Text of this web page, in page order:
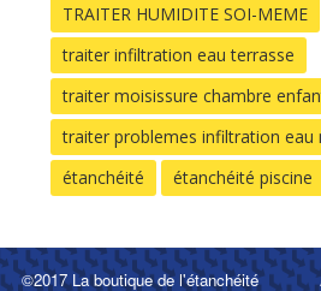
TRAITER HUMIDITE SOI-MEME
traiter infiltration eau terrasse
traiter moisissure chambre
traiter problemes infiltration eau
étanchéité
étanchéité piscine
©2017 La boutique de l'étanchéité